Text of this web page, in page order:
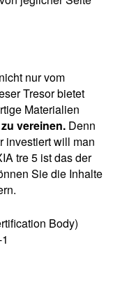
nur vom
Tresor bietet
Materialien
vereinen. Denn
investiert will man
tre 5 ist das der
Sie die Inhalte